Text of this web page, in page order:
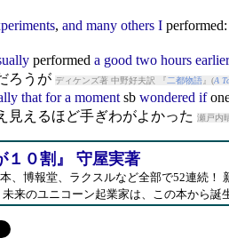
, and many others I performed
performed a good two hours earlier
ろうが ディケンズ著 中野好夫訳 『二都物語』(A
that for a momentsb wondered if
見えるほど手ぎわがよかった 瀬戸内
１０割』 守屋実著
、博報堂、ラクスルなど全部で52連続
来のユニコーン起業家は、この本から誕